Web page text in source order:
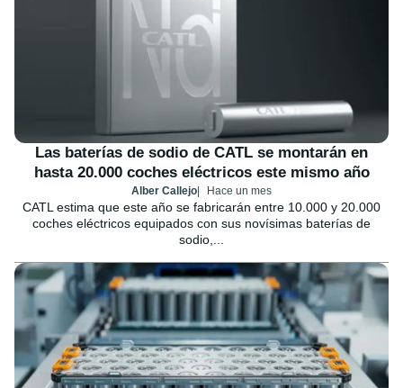
Las baterías de sodio de CATL se montarán en
hasta 20.000 coches eléctricos este mismo año
Alber Callejo Hace un mes
CATL estima que este año se fabricarán entre 10.000 y 20.000
coches eléctricos equipados con sus novísimas baterías de
sodio,...